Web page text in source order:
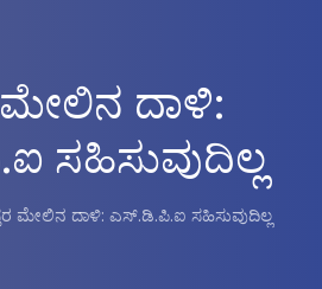
ಮೇಲಿನ ದಾಳಿ:
ಸಹಿಸುವುದಿಲ್ಲ
ಮೇಲಿನ ದಾಳಿ: ಎಸ್.ಡಿ.ಪಿ.ಐ ಸಹಿಸುವುದಿಲ್ಲ